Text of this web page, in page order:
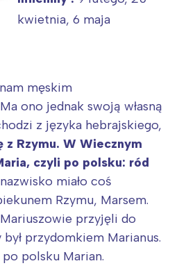
kwietnia, 6 maja
męskim
ono jednak swoją własną
z języka hebrajskiego,
z Rzymu. W Wiecznym
czyli po polsku: ród
miało coś
Rzymu, Marsem.
przyjęli do
przydomkiem Marianus.
polsku Marian.